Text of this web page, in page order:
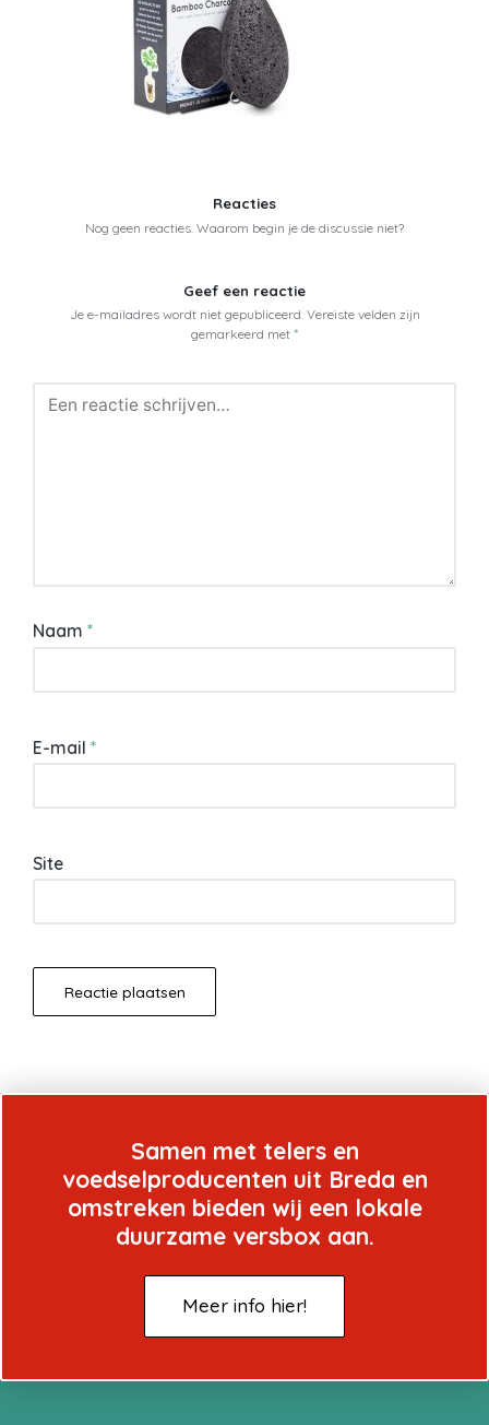
Reacties
Nog geen reacties. Waarom begin je de discussie niet?
Geef een reactie
Je e-mailadres wordt niet gepubliceerd. Vereiste velden zijn
gemarkeerd met *
Naam *
E-mail *
Site
Samen met telers en
voedselproducenten uit Breda en
omstreken bieden wij een lokale
duurzame versbox aan.
Meer info hier!